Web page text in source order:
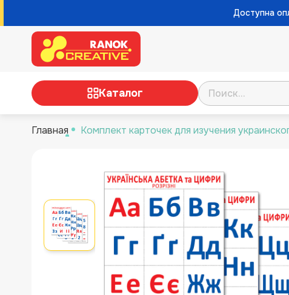
Доступна
Каталог
ТВОРЧЕСТВО
ЭКСПЕРИМЕНТЫ
НАСТОЛЬНЫЕ ИГРЫ
РАЗВИВАЮЩИЕ ИГРЫ
НУШ, ДЛЯ ВОСПИТАТЕЛЕЙ И
УКРАИНСКАЯ ЛИТЕРАТУРА
Главная Комплект карточек для изучения